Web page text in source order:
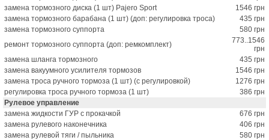
замена тормозного диска (1 шт) Pajero Sport
1546 грн
замена тормозного барабана (1 шт) (доп: регулировка троса)
435 грн
замена тормозного суппорта
580 грн
ремонт тормозного суппорта (доп: ремкомплект)
773..1546
грн
замена шланга тормозного
435 грн
замена вакуумного усилителя тормозов
1546 грн
замена троса ручного тормоза (1 шт) (с регулировкой)
1276 грн
регулировка троса ручного тормоза (1 шт)
386 грн
Рулевое управление
замена жидкости ГУР с прокачкой
676 грн
замена рулевого наконечника
406 грн
замена рулевой тяги / пыльника
580 грн